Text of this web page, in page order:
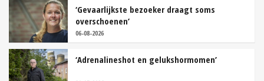
‘Gevaarlijkste bezoeker draagt soms
overschoenen’
06-08-2026
‘Adrenalineshot en gelukshormomen’